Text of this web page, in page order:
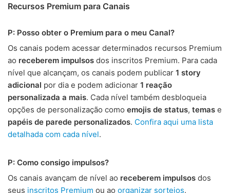
Recursos Premium para Canais
P: Posso obter o Premium para o meu Canal?
Os canais podem acessar determinados recursos Premium
ao receberem impulsos dos inscritos Premium. Para cada
nível que alcançam, os canais podem publicar 1 story
adicional por dia e podem adicionar 1 reação
personalizada a mais. Cada nível também desbloqueia
opções de personalização como emojis de status, temas e
papéis de parede personalizados. Confira aqui uma lista
detalhada com cada nível.
P: Como consigo impulsos?
Os canais avançam de nível ao receberem impulsos dos
seus inscritos Premium ou ao organizar sorteios.